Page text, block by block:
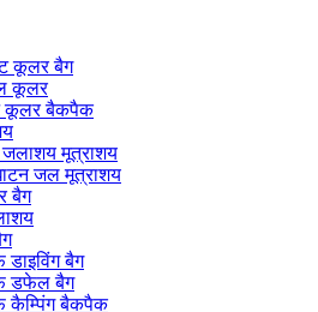
कूलर बैग
कूलर
कूलर बैकपैक
मूत्राशय
जल मूत्राशय
बैग
बैग
डफेल बैग
कैम्पिंग बैकपैक